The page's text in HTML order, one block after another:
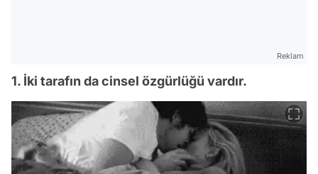
Reklam
1. İki tarafın da cinsel özgürlüğü vardır.